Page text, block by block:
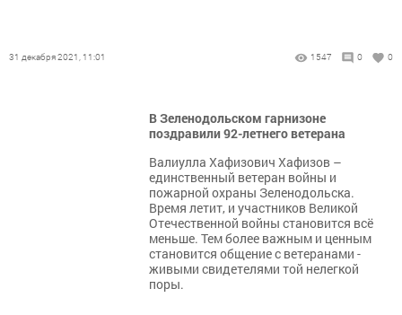
31 декабря 2021, 11:01 1547 0 0
В Зеленодольском гарнизоне
поздравили 92-летнего ветерана
Валиулла Хафизович Хафизов –
единственный ветеран войны и
пожарной охраны Зеленодольска.
Время летит, и участников Великой
Отечественной войны становится всё
меньше. Тем более важным и ценным
становится общение с ветеранами -
живыми свидетелями той нелегкой
поры.